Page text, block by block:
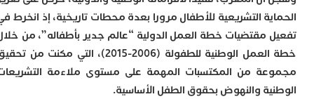
التشريعية للأطفال مرورا بعدة محطات تاريخية، إذ انخرط في
مقتضيات خطة العمل الدولية “عالم جدير بأطفاله”، من خلال
خطة العمل الوطنية للطفولة (2006-2015)، التي مكنت من تحقيق
من المكتسبات المهمة على مستوى ملاءمة التشريعات
والنهوض بحقوق الطفل الأساسية.